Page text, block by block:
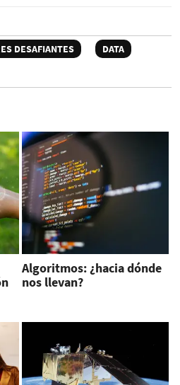
DESAFIANTES
DATA
Algoritmos: ¿hacia dónde
nos llevan?